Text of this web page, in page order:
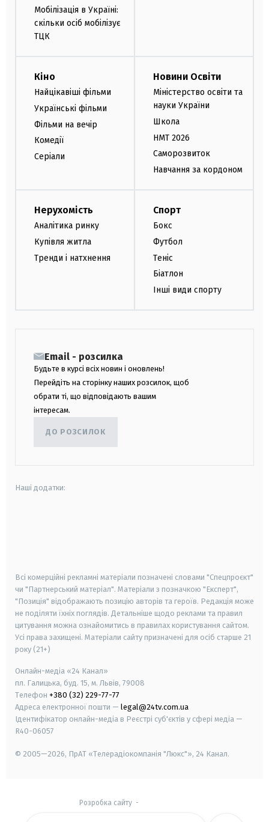
Мобілізація в Україні:
скільки осіб мобілізує
ТЦК
Кіно
Найцікавіші фільми
Українські фільми
Фільми на вечір
Комедії
Серіали
Новини Освіти
Міністерство освіти та
науки України
Школа
НМТ 2026
Саморозвиток
Навчання за кордоном
Нерухомість
Аналітика ринку
Купівля житла
Тренди і натхнення
Спорт
Бокс
Футбол
Теніс
Біатлон
Інші види спорту
Email - розсилка
Будьте в курсі всіх новин і оновлень!
Перейдіть на сторінку наших розсилок, щоб
обрати ті, що відповідають вашим
інтересам.
ДО РОЗСИЛОК
Наші додатки:
Всі комерційні рекламні матеріали позначені словами "Спецпроєкт"
чи "Партнерський матеріал". Матеріали з позначкою "Експерт",
"Позиція" відображають позицію авторів та героїв. Редакція може
не поділяти їхніх поглядів. Детальніше щодо реклами та правил
цитування можна ознайомитись в правилах користування сайтом.
Усі права захищені. Матеріали сайту призначені для осіб старше 21
року (21+)
Онлайн-медіа «24 Канал»
пл. Галицька, буд. 15, м. Львів, 79008
Телефон +380 (32) 229-77-77
Адреса електронної пошти — legal@24tv.com.ua
Ідентифікатор онлайн-медіа в Реєстрі суб'єктів у сфері медіа —
R40-06057
© 2005—2026, ПрАТ «Телерадіокомпанія "Люкс"», 24 Канал.
Розробка сайту-